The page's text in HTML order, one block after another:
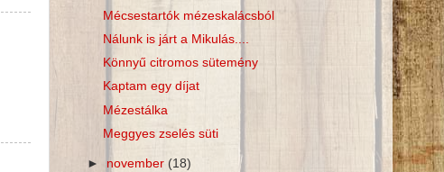
Mécsestartók mézeskalácsból
Nálunk is járt a Mikulás....
Könnyű citromos sütemény
Kaptam egy díjat
Mézestálka
Meggyes zselés süti
► november (18)